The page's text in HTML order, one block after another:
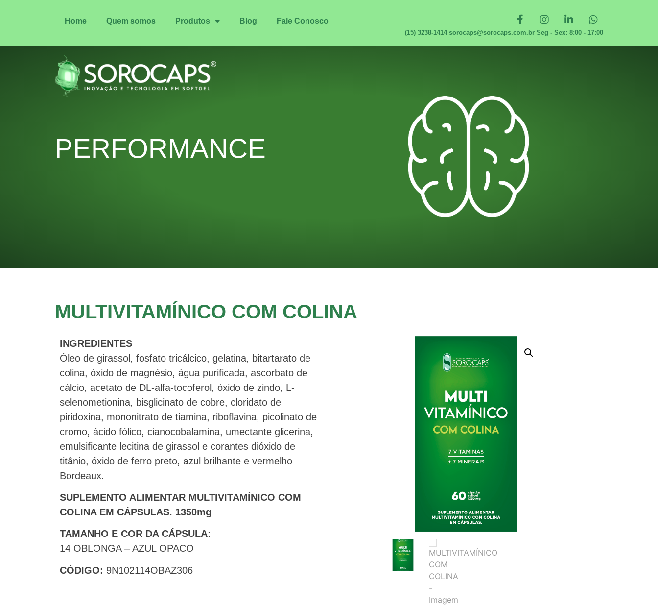
Home Quem somos Produtos Blog Fale Conosco
(15) 3238-1414 sorocaps@sorocaps.com.br Seg - Sex: 8:00 - 17:00
PERFORMANCE
MULTIVITAMÍNICO COM COLINA
INGREDIENTES
Óleo de girassol, fosfato tricálcico, gelatina, bitartarato de
colina, óxido de magnésio, água purificada, ascorbato de
cálcio, acetato de DL-alfa-tocoferol, óxido de zindo, L-
selenometionina, bisglicinato de cobre, cloridato de
piridoxina, mononitrato de tiamina, riboflavina, picolinato de
cromo, ácido fólico, cianocobalamina, umectante glicerina,
emulsificante lecitina de girassol e corantes dióxido de
titânio, óxido de ferro preto, azul brilhante e vermelho
Bordeaux.
SUPLEMENTO ALIMENTAR MULTIVITAMÍNICO COM
COLINA EM CÁPSULAS. 1350mg
TAMANHO E COR DA CÁPSULA:
14 OBLONGA – AZUL OPACO
CÓDIGO: 9N102114OBAZ306